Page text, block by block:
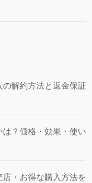
解約方法と返金保証
？価格・効果・使い
・お得な購入方法を